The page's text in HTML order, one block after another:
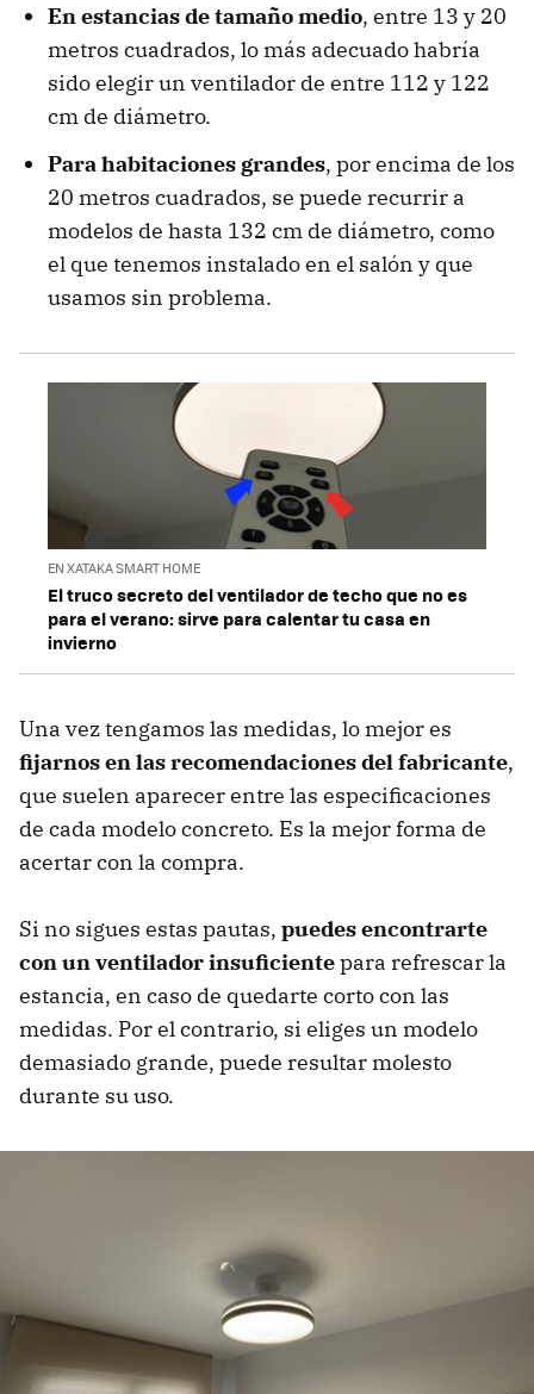
En estancias de tamaño medio, entre 13 y 20
metros cuadrados, lo más adecuado habría
sido elegir un ventilador de entre 112 y 122
cm de diámetro.
Para habitaciones grandes, por encima de los
20 metros cuadrados, se puede recurrir a
modelos de hasta 132 cm de diámetro, como
el que tenemos instalado en el salón y que
usamos sin problema.
EN XATAKA SMART HOME
El truco secreto del ventilador de techo que no es
para el verano: sirve para calentar tu casa en
invierno
Una vez tengamos las medidas, lo mejor es
fijarnos en las recomendaciones del fabricante,
que suelen aparecer entre las especificaciones
de cada modelo concreto. Es la mejor forma de
acertar con la compra.
Si no sigues estas pautas, puedes encontrarte
con un ventilador insuficientepara refrescar la
estancia, en caso de quedarte corto con las
medidas. Por el contrario, si eliges un modelo
demasiado grande, puede resultar molesto
durante su uso.